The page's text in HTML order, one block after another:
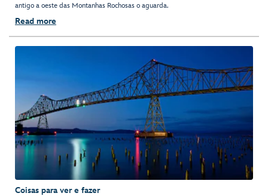
antigo a oeste das Montanhas Rochosas o aguarda.
Read more
Coisas para ver e fazer